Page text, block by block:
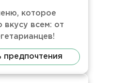
которое
вкусу всем: от
предпочтения